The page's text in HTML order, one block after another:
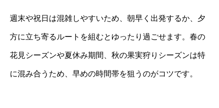
週末や祝日は混雑しやすいため、朝早く出発するか、夕
方に立ち寄るルートを組むとゆったり過ごせます。春の
花見シーズンや夏休み期間、秋の果実狩りシーズンは特
に混み合うため、早めの時間帯を狙うのがコツです。